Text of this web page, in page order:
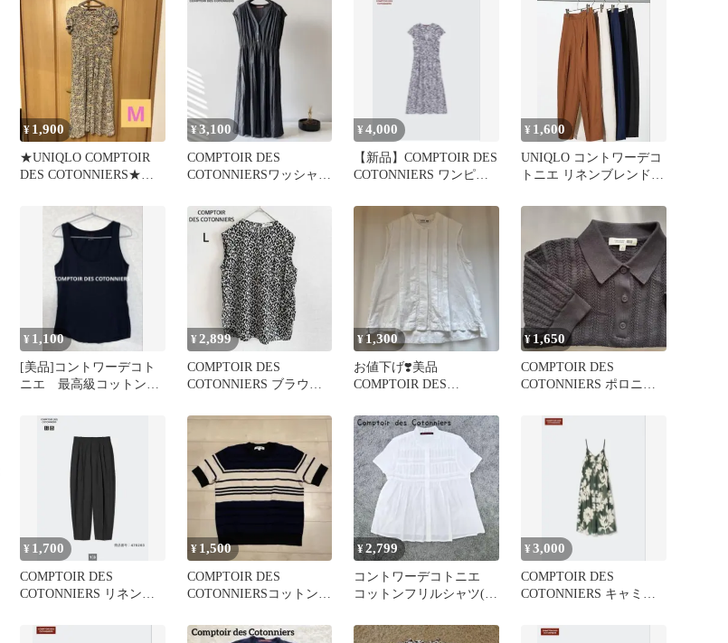
¥ 1,900
★UNIQLO COMPTOIR
DES COTONNIERS★花
¥3,100
COMPTOIR DES
COTONNIERSワッシャー
ス
¥4,000
【新品】COMPTOIR DES
COTONNIERS ワンピー
¥ 1,600
UNIQLO コントワーデコ
トニエ リネンブレンドバ
ビーＬ
¥ 1,100
[美品]コントワーデコト
ニエ 最高級コットン
ック S
¥2,899
COMPTOIR DES
COTONNIERS ブラウス
¥1,300
お値下げ❣️美品
COMPTOIR DES
¥1,650
COMPTOIR DES
COTONNIERS ポロニッ
¥ 1,700
COMPTOIR DES
COTONNIERS リネンブ
¥ 1,500
COMPTOIR DES
COTONNIERSコットンポ
ー
¥2,799
コントワーデコトニエ
コットンフリルシャツ(S)
ク 可愛い
¥3,000
COMPTOIR DES
COTONNIERS キャミワ